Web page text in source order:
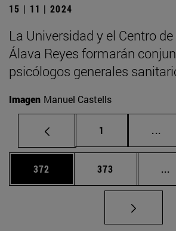
15 | 11 | 2024
La Universidad y el Centro
Álava Reyes formarán
psicólogos generales
Imagen Manuel Castells
Página
1 ...
Página
372 Página
373 ...